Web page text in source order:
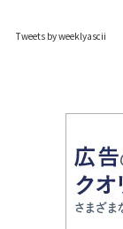
Tweets by weeklyascii